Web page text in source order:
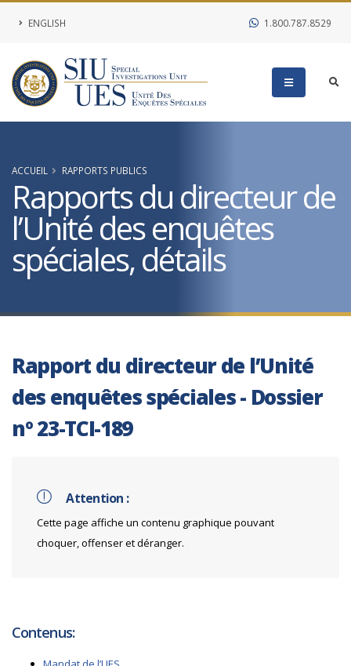
ENGLISH 1.800.787.8529
ACCUEIL RAPPORTS PUBLICS
Rapports du directeur de
l’Unité des enquêtes
spéciales, détails
Rapport du directeur de l’Unité
des enquêtes spéciales - Dossier
nº 23-TCI-189
Attention :
Cette page affiche un contenu graphique pouvant
choquer, offenser et déranger.
Contenus: